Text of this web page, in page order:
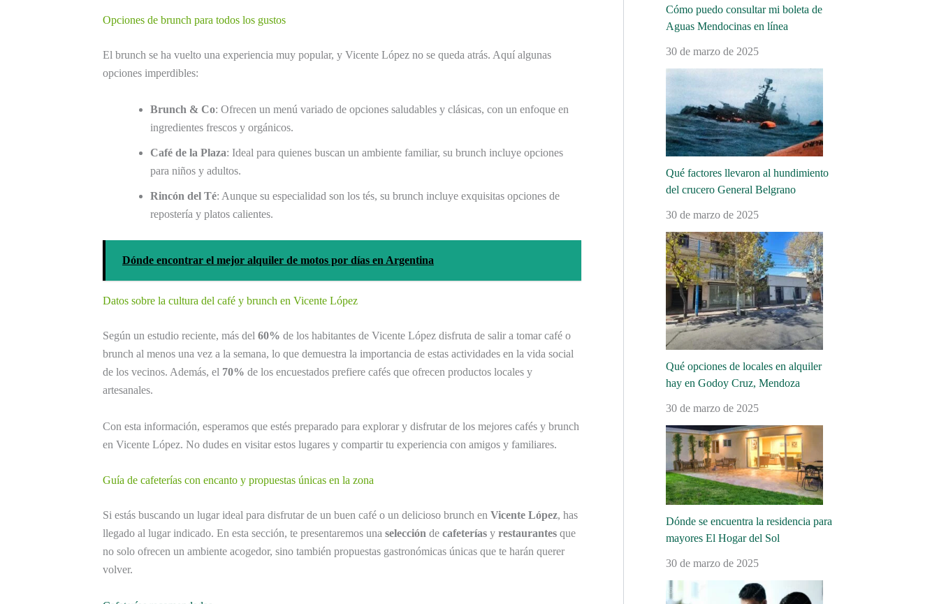
Opciones de brunch para todos los gustos
El brunch se ha vuelto una experiencia muy popular, y Vicente López no se queda atrás. Aquí algunas
opciones imperdibles:
Brunch & Co: Ofrecen un menú variado de opciones saludables y clásicas, con un enfoque en
ingredientes frescos y orgánicos.
Café de la Plaza: Ideal para quienes buscan un ambiente familiar, su brunch incluye opciones
para niños y adultos.
Rincón del Té: Aunque su especialidad son los tés, su brunch incluye exquisitas opciones de
repostería y platos calientes.
Dónde encontrar el mejor alquiler de motos por días en Argentina
Datos sobre la cultura del café y brunch en Vicente López
Según un estudio reciente, más del 60% de los habitantes de Vicente López disfruta de salir a tomar café o
brunch al menos una vez a la semana, lo que demuestra la importancia de estas actividades en la vida social
de los vecinos. Además, el 70% de los encuestados prefiere cafés que ofrecen productos locales y
artesanales.
Con esta información, esperamos que estés preparado para explorar y disfrutar de los mejores cafés y brunch
en Vicente López. No dudes en visitar estos lugares y compartir tu experiencia con amigos y familiares.
Guía de cafeterías con encanto y propuestas únicas en la zona
Si estás buscando un lugar ideal para disfrutar de un buen café o un delicioso brunch en Vicente López, has
llegado al lugar indicado. En esta sección, te presentaremos una selección de cafeterías y restaurantes que
no solo ofrecen un ambiente acogedor, sino también propuestas gastronómicas únicas que te harán querer
volver.
Cómo puedo consultar mi boleta de
Aguas Mendocinas en línea
30 de marzo de 2025
Qué factores llevaron al hundimiento
del crucero General Belgrano
30 de marzo de 2025
Qué opciones de locales en alquiler
hay en Godoy Cruz, Mendoza
30 de marzo de 2025
Dónde se encuentra la residencia para
mayores El Hogar del Sol
30 de marzo de 2025